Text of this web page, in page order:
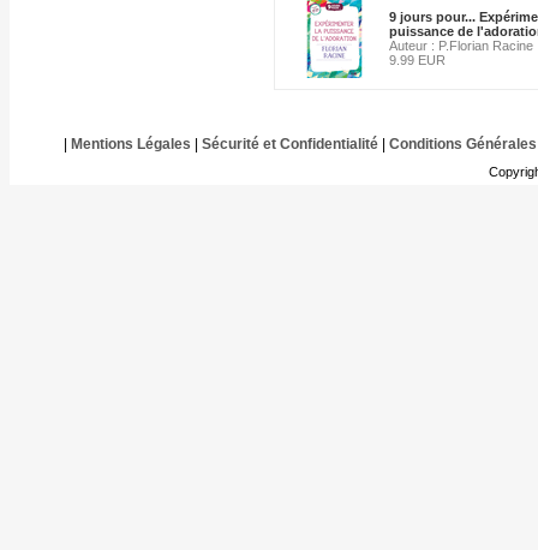
9 jours pour...
puissance de
Auteur : P.Florian Racine
9.99 EUR
Mentions Légales Sécurité et Confidentialité| Conditions Générales